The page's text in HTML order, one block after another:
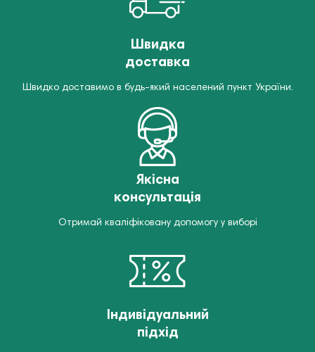
Швидка
доставка
Швидко доставимо в будь-який населений пункт України.
Якісна
консультація
Отримай кваліфіковану допомогу у виборі
Індивідуальний
підхід